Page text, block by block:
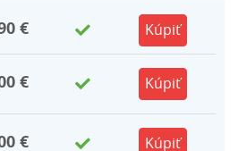
€ Kúpiť
€ Kúpiť
€ Kúpiť